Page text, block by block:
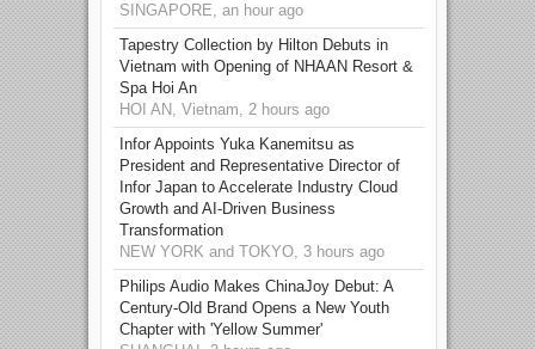
SINGAPORE, an hour ago
Tapestry Collection by Hilton Debuts in
Vietnam with Opening of NHAAN Resort &
Spa Hoi An
HOI AN, Vietnam, 2 hours ago
Infor Appoints Yuka Kanemitsu as
President and Representative Director of
Infor Japan to Accelerate Industry Cloud
Growth and AI-Driven Business
Transformation
NEW YORK and TOKYO, 3 hours ago
Philips Audio Makes ChinaJoy Debut: A
Century-Old Brand Opens a New Youth
Chapter with 'Yellow Summer'